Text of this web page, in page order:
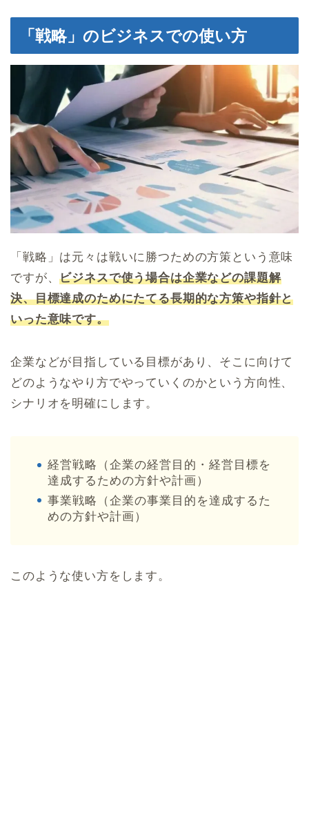
「戦略」のビジネスでの使い方
「戦略」は元々は戦いに勝つための方策という意味
ですが、ビジネスで使う場合は企業などの課題解
決、目標達成のためにたてる長期的な方策や指針と
いった意味です。
企業などが目指している目標があり、そこに向けて
どのようなやり方でやっていくのかという方向性、
シナリオを明確にします。
経営戦略（企業の経営目的・経営目標を
達成するための方針や計画）
事業戦略（企業の事業目的を達成するた
めの方針や計画）
このような使い方をします。